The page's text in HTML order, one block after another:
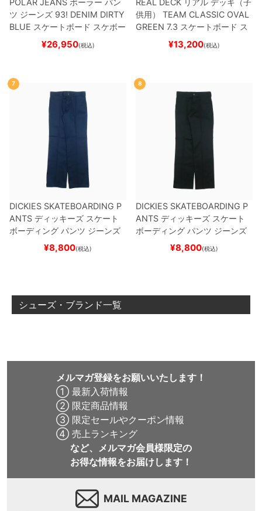
ツ ジーンズ 93! DENIM DIRTY
BLUE スケートボード スケボー
¥26,950(税込)
供用）
TEAM CLASSIC OVAL
GREEN 7.3 スケートボード ス
¥13,200(税込)
7
DICKIES SKATEBOARDING P
ANTS ディッキーズ スケート
ボーディング パンツ ジーンズ
SLIM FIT 30 LENGTH
スケートボード スケボ
¥8,800(税込)
8
DICKIES SKATEBOARDING P
ANTS ディッキーズ スケート
ボーディング パンツ ジーンズ
SLIM FIT 30 LENGTH
スケートボード スケボー
¥8,800(税込)
シューズ・ブランド一覧
メルマガ登録をお願いいたします！
① 最新入荷情報
② 限定商品情報
③ 限定セールやクーポン情報
④ 売上ランキング
など、メルマガ会員様限定の
お得な情報をお届けします！
MAIL MAGAZINE